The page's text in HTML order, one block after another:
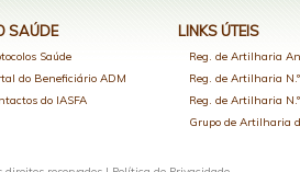
SAÚDE
Saúde
do Beneficiário ADM
do IASFA
LINKS ÚTEIS
Reg. de Artilharia
Reg. de Artilharia
Reg. de Artilharia
Grupo de Artilharia